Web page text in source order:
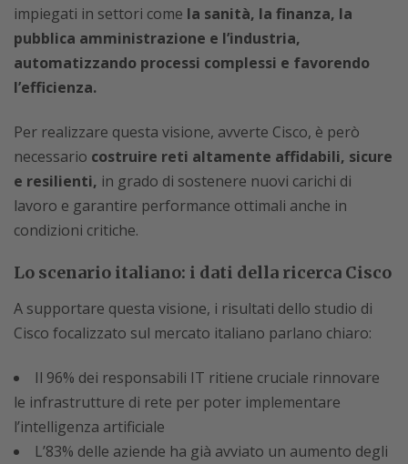
impiegati in settori come la sanità, la finanza, la
pubblica amministrazione e l’industria,
automatizzando processi complessi e favorendo
l’efficienza.
Per realizzare questa visione, avverte Cisco, è però
necessario costruire reti altamente affidabili, sicure
e resilienti, in grado di sostenere nuovi carichi di
lavoro e garantire performance ottimali anche in
condizioni critiche.
Lo scenario italiano: i dati della ricerca Cisco
A supportare questa visione, i risultati dello studio di
Cisco focalizzato sul mercato italiano parlano chiaro:
Il 96% dei responsabili IT ritiene cruciale rinnovare
le infrastrutture di rete per poter implementare
l’intelligenza artificiale
L’83% delle aziende ha già avviato un aumento degli